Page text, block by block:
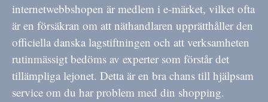
internetwebbshopen är medlem i e-märket, vilket ofta
är en försäkran om att näthandlaren upprätthåller den
officiella danska lagstiftningen och att verksamheten
rutinmässigt bedöms av experter som förstår det
tillämpliga lejonet. Detta är en bra chans till hjälpsam
service om du har problem med din shopping.